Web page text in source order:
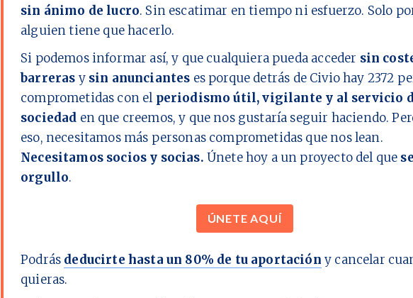
sin ánimo de lucro. Sin escatimar en tiempo ni esfuerzo. Solo
alguien tiene que hacerlo.
Si podemos informar así, y que cualquiera pueda acceder sin
barreras y sin anunciantes es porque detrás de Civio hay 2372
comprometidas con el periodismo útil, vigilante y al servicio
sociedad en que creemos, y que nos gustaría seguir haciendo.
eso, necesitamos más personas comprometidas que nos lean.
Necesitamos socios y socias. Únete hoy a un proyecto del que
orgullo.
ÚNETE AQUÍ
Podrás deducirte hasta un 80% de tu aportación y cancelar
quieras.